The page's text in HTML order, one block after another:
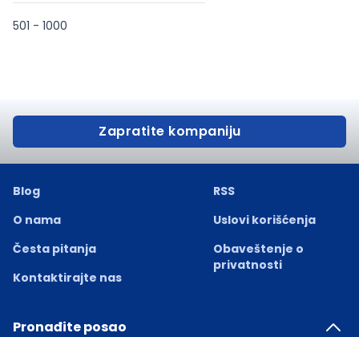
501 - 1000
Zapratite kompaniju
Blog
O nama
Česta pitanja
Kontaktirajte nas
RSS
Uslovi korišćenja
Obaveštenje o
privatnosti
Pronađite posao